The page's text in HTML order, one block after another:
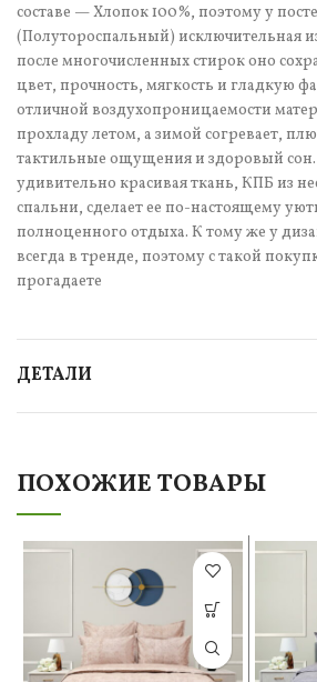
составе — Хлопок 100%, поэтому у
(Полутороспальный) исключительная
после многочисленных стирок оно
цвет, прочность, мягкость и гладкую
отличной воздухопроницаемости
прохладу летом, а зимой согревает,
тактильные ощущения и здоровый
удивительно красивая ткань, КПБ из
спальни, сделает ее по-настоящему
полноценного отдыха. К тому же у
всегда в тренде, поэтому с такой
прогадаете
ДЕТАЛИ
ПОХОЖИЕ ТОВАРЫ